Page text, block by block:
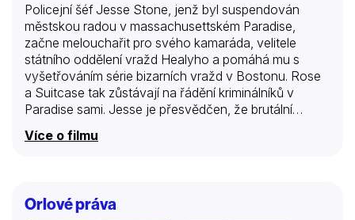
Policejní šéf Jesse Stone, jenž byl suspendován
městskou radou v massachusettském Paradise,
začne melouchařit pro svého kamaráda, velitele
státního oddělení vražd Healyho a pomáhá mu s
vyšetřováním série bizarních vražd v Bostonu. Rose
a Suitcase tak zůstávají na řádění kriminálníků v
Paradise sami. Jesse je přesvědčen, že brutální
bossem podsvětí Ginem Fishem a, ve snaze
Více o filmu
Orlové práva